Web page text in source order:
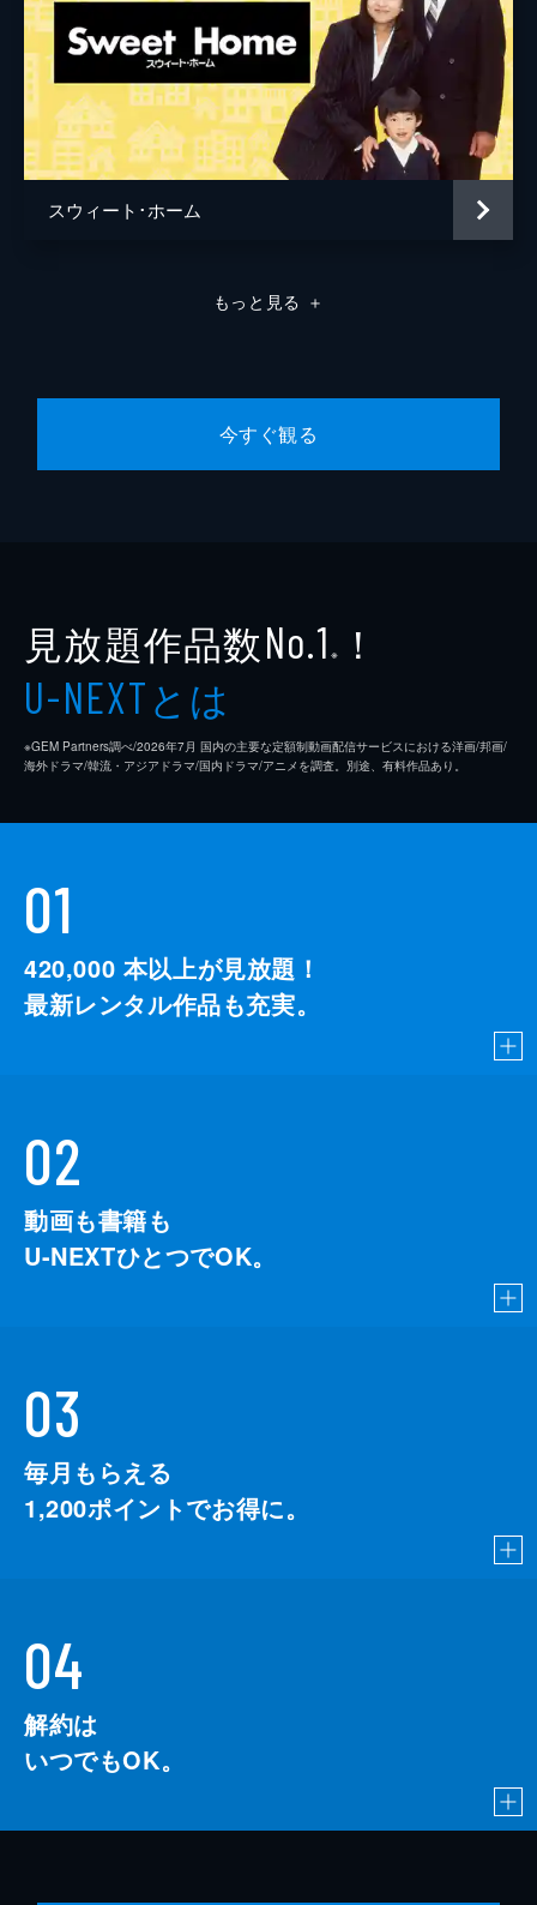
スウィート･ホーム
もっと見る ＋
今すぐ観る
見放題作品数No.1 ※ ！
U-NEXTとは
※GEM Partners調べ/2026年7⽉ 国内の主要な定額制動画配信サービスにおける洋画/邦画/
海外ドラマ/韓流・アジアドラマ/国内ドラマ/アニメを調査。別途、有料作品あり。
01
420,000 本以上が見放題！
最新レンタル作品も充実。
02
動画も書籍も
U-NEXTひとつでOK。
03
毎月もらえる
1,200ポイントでお得に。
04
解約は
いつでもOK。